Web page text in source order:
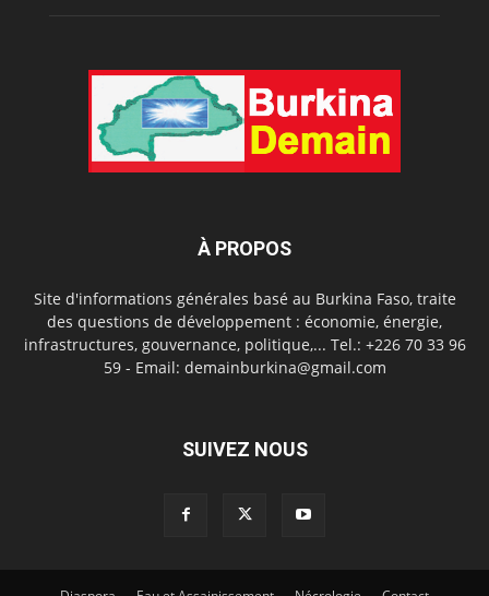
À PROPOS
Site d'informations générales basé au Burkina Faso, traite
des questions de développement : économie, énergie,
infrastructures, gouvernance, politique,... Tel.: +226 70 33 96
59 - Email: demainburkina@gmail.com
SUIVEZ NOUS